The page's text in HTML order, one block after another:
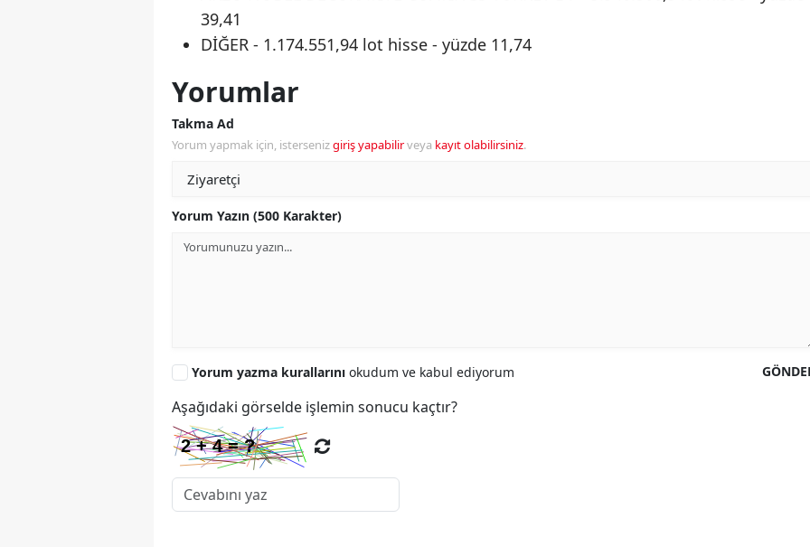
39,41
DİĞER - 1.174.551,94 lot hisse - yüzde 11,74
Yorumlar
Takma Ad
Yorum yapmak için, istersenizgiriş yapabilirveya kayıt olabilirsiniz.
Yorum Yazın (500 Karakter)
Yorum yazma kurallarını okudum ve kabul ediyorum
Aşağıdaki görselde işlemin sonucu kaçtır?